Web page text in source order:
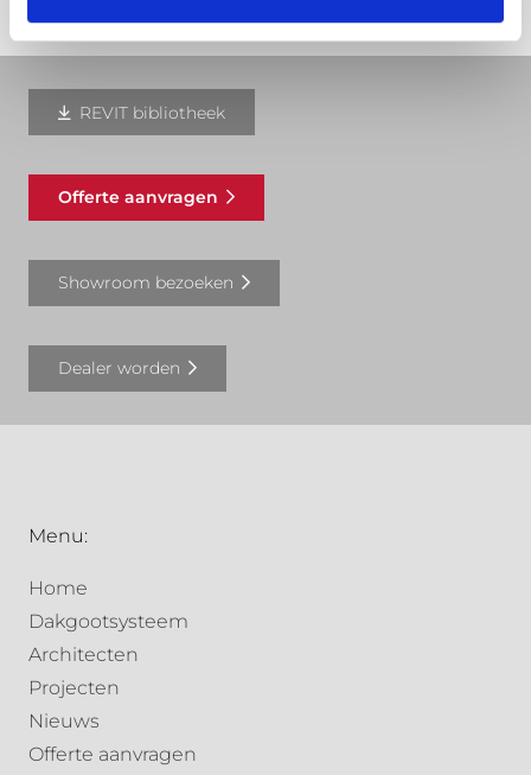
REVIT bibliotheek
Offerte aanvragen
Showroom bezoeken
Dealer worden
Menu:
Home
Dakgootsysteem
Architecten
Projecten
Nieuws
Offerte aanvragen